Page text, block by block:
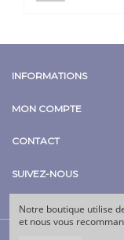
INFORMATIONS
MON COMPTE
CONTACT
SUIVEZ-NOUS
Notre boutique utilise
et nous vous